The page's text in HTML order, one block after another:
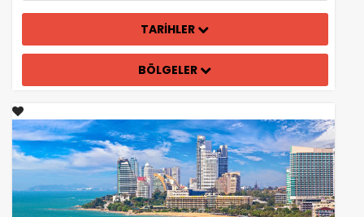
TARİHLER
BÖLGELER